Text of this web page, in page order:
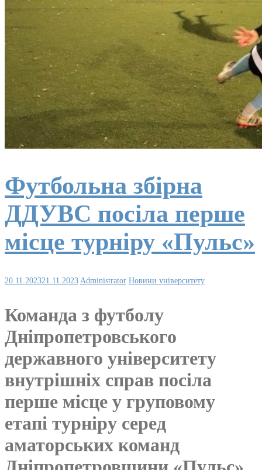
Футбольна збірна
ДДУВС посіла перше
місце турніру «Пульс»
20.11.202321.11.2023 Administrator Новини університету
Команда з футболу
Дніпропетровського
державного університету
внутрішніх справ посіла
перше місце у груповому
етапі турніру серед
аматорських команд